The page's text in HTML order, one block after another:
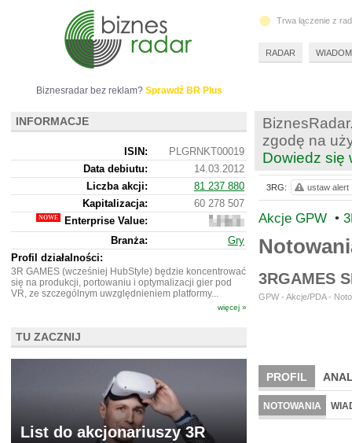
zgodę na
Dowiedz się
Akcje GPW •
3RGAMES
GPW - Akcje/PDA -
PROFIL
BR LAB
NOTOWANIA
3RG: ustaw alert
Biznesradar bez reklam? Sprawdź BR Plus
INFORMACJE
ISIN:
PLGRNKT00019
Data debiutu:
14.03.2012
Liczba akcji:
81 237 880
Kapitalizacja:
60 278 507
Enterprise Value:
56
711 507
Branża:
Gry
Profil działalności:
3R GAMES (wcześniej HubStyle) będzie koncentrować
się na produkcji, portowaniu i optymalizacji gier pod
VR, ze szczególnym uwzględnieniem platformy...
więcej »
TU ZACZNIJ
List do akcjonariuszy 3R
Trwa łączenie z
RADAR